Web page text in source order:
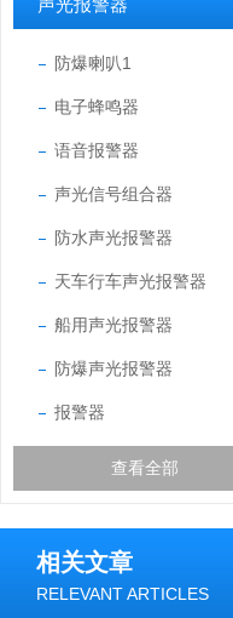
声光报警器
防爆喇叭1
电子蜂鸣器
语音报警器
声光信号组合器
防水声光报警器
天车行车声光报警器
船用声光报警器
防爆声光报警器
报警器
查看全部
相关文章
RELEVANT ARTICLES